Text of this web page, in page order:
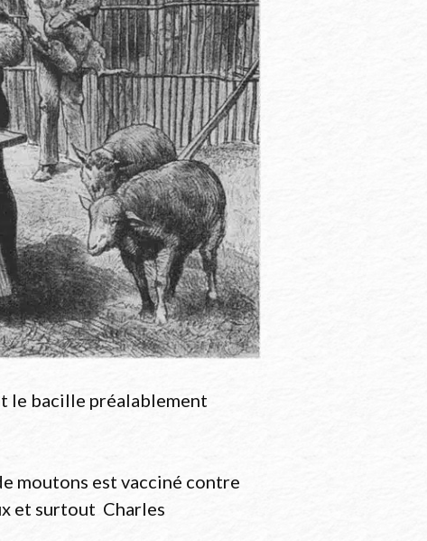
le bacille préalablement
moutons est vacciné contre
et surtout Charles